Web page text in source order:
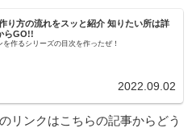
り方の流れをスッと紹介 知りたい所は詳
らGO!!
を作るシリーズの目次を作ったぜ！
2022.09.02
リンクはこちらの記事からどう